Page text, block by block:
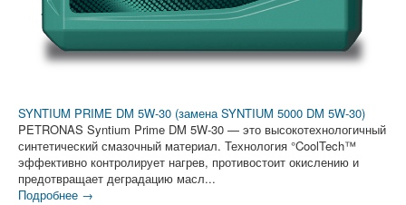
SYNTIUM PRIME DM 5W-30 (замена SYNTIUM 5000 DM 5W-30)
PETRONAS Syntium Prime DM 5W-30 — это высокотехнологичный
синтетический смазочный материал. Технология °CoolTech™
эффективно контролирует нагрев, противостоит окислению и
предотвращает деградацию масл...
Подробнее →